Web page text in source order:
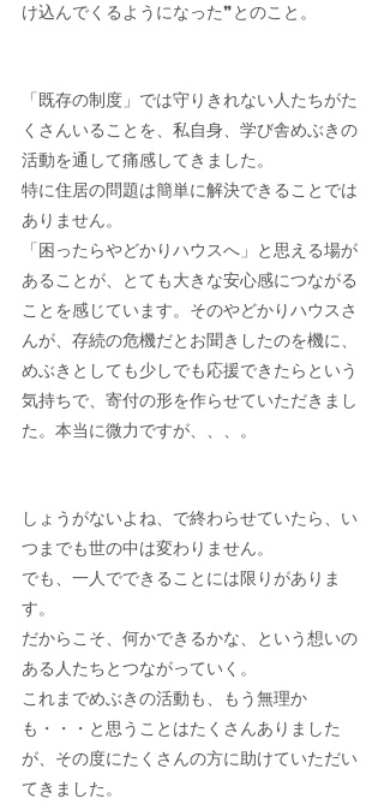
け込んでくるようになった❞とのこと。
「既存の制度」では守りきれない人たちがた
くさんいることを、私自身、学び舎めぶきの
活動を通して痛感してきました。
特に住居の問題は簡単に解決できることでは
ありません。
「困ったらやどかりハウスへ」と思える場が
あることが、とても大きな安心感につながる
ことを感じています。そのやどかりハウスさ
んが、存続の危機だとお聞きしたのを機に、
めぶきとしても少しでも応援できたらという
気持ちで、寄付の形を作らせていただきまし
た。本当に微力ですが、、、。
しょうがないよね、で終わらせていたら、い
つまでも世の中は変わりません。
でも、一人でできることには限りがありま
す。
だからこそ、何かできるかな、という想いの
ある人たちとつながっていく。
これまでめぶきの活動も、もう無理か
も・・・と思うことはたくさんありました
が、その度にたくさんの方に助けていただい
てきました。